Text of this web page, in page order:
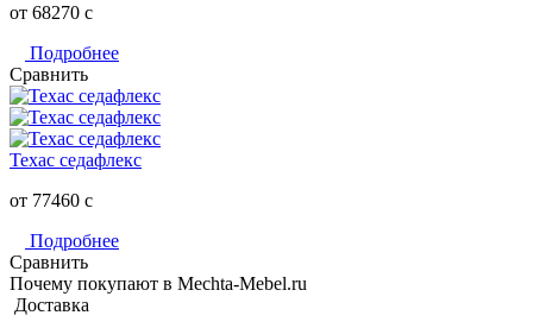
от 68270 c
Подробнее
Сравнить
Техас седафлекс
от 77460 c
Подробнее
Сравнить
Почему покупают в Mechta-Mebel.ru
Доставка